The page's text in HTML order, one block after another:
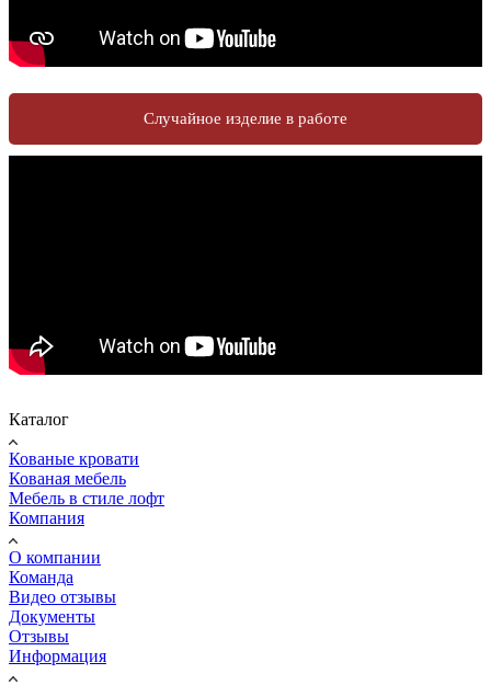
Случайное изделие в работе
Каталог
Кованые кровати
Кованая мебель
Мебель в стиле лофт
Компания
О компании
Команда
Видео отзывы
Документы
Отзывы
Информация